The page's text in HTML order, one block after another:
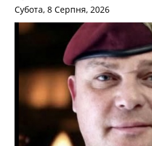
Субота, 8 Серпня, 2026